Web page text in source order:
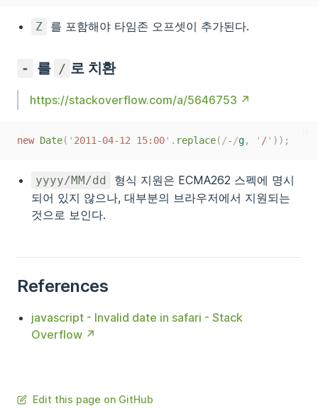
Z 를 포함해야 타임존 오프셋이 추가된다.
- 를 / 로 치환
https://stackoverflow.com/a/5646753
new Date( ' 2011-04-12 15:00' . replace( /- /g, ' /' ));
yyyy/MM/dd
형식 지원은 ECMA262 스펙에 명시
되어 있지 않으나, 대부분의 브라우저에서 지원되는
것으로 보인다.
References
javascript - Invalid date in safari - Stack
Overflow
Edit this page on GitHub